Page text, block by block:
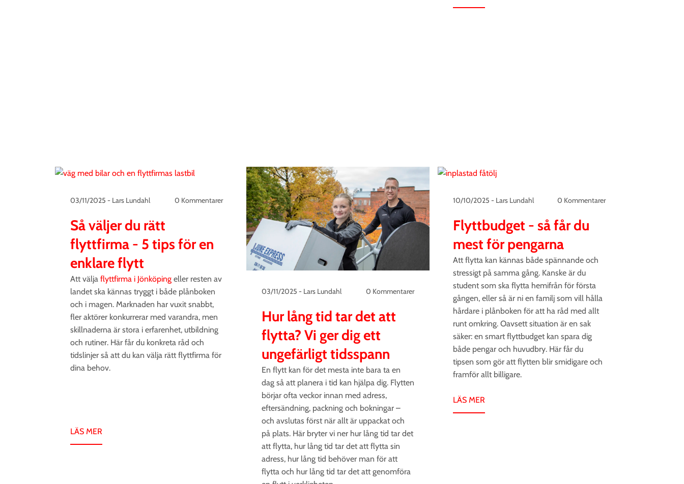
03/11/2025 - Lars Lundahl 0 Kommentarer
Så väljer du rätt
flyttfirma - 5 tips för en
enklare flytt
Att välja flyttfirma i Jönköpingeller resten av
landet ska kännas tryggt i både plånboken
och i magen. Marknaden har vuxit snabbt,
fler aktörer konkurrerar med varandra, men
skillnaderna är stora i erfarenhet, utbildning
och rutiner. Här får du konkreta råd och
tidslinjer så att du kan välja rätt flyttfirma för
dina behov.
LÄS MER
03/11/2025 - Lars Lundahl 0 Kommentarer
Hur lång tid tar det att
flytta? Vi ger dig ett
ungefärligt tidsspann
En flytt kan för det mesta inte bara ta en
dag så att planera i tid kan hjälpa dig. Flytten
börjar ofta veckor innan med adress,
eftersändning, packning och bokningar –
och avslutas först när allt är uppackat och
på plats. Här bryter vi ner hur lång tid tar det
att flytta, hur lång tid tar det att flytta sin
adress, hur lång tid behöver man för att
flytta och hur lång tid tar det att genomföra
10/10/2025 - Lars Lundahl 0 Kommentarer
Flyttbudget - så får du
mest för pengarna
Att flytta kan kännas både spännande och
stressigt på samma gång. Kanske är du
student som ska flytta hemifrån för första
gången, eller så är ni en familj som vill hålla
hårdare i plånboken för att ha råd med allt
runt omkring. Oavsett situation är en sak
säker: en smart flyttbudget kan spara dig
både pengar och huvudbry. Här får du
tipsen som gör att flytten blir smidigare och
framför allt billigare.
LÄS MER